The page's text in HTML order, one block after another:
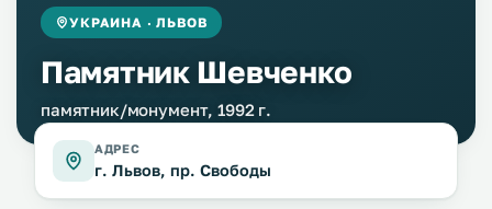
УКРАИНА · ЛЬВОВ
Памятник Шевченко
памятник/монумент, 1992 г.
АДРЕС
г. Львов, пр. Свободы